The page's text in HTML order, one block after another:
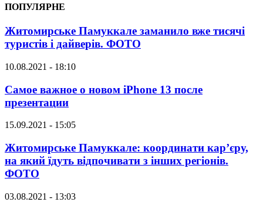
ПОПУЛЯРНЕ
Житомирське Памуккале заманило вже тисячі
туристів і дайверів. ФОТО
10.08.2021 - 18:10
Самое важное о новом iPhone 13 после
презентации
15.09.2021 - 15:05
Житомирське Памуккале: координати кар’єру,
на який їдуть відпочивати з інших регіонів.
ФОТО
03.08.2021 - 13:03